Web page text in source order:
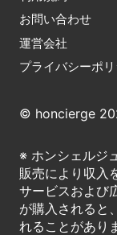
お問い合わせ
運営会社
プライバシーポ
© honcierge
※ ホンシェルジ
販売により収入
サービスおよび
が購入されると
れることがあり